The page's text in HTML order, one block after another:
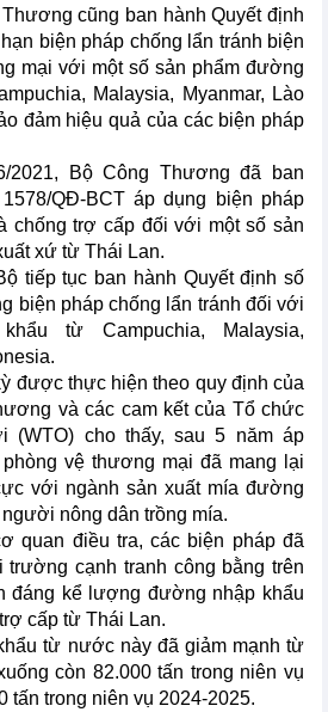
cũng ban hành Quyết định
biện pháp chống lẩn tránh biện
mại với một số sản phẩm đường
Malaysia, Myanmar, Lào
đảm hiệu quả của các biện pháp
2021, Bộ Công Thương đã ban
QĐ-BCT áp dụng biện pháp
chống trợ cấp đối với một số sản
xứ từ Thái Lan.
tiếp tục ban hành Quyết định số
biện pháp chống lẩn tránh đối với
từ Campuchia, Malaysia,
được thực hiện theo quy định của
và các cam kết của Tổ chức
(WTO) cho thấy, sau 5 năm áp
vệ thương mại đã mang lại
với ngành sản xuất mía đường
nông dân trồng mía.
quan điều tra, các biện pháp đã
trường cạnh tranh công bằng trên
đáng kể lượng đường nhập khẩu
cấp từ Thái Lan.
từ nước này đã giảm mạnh từ
còn 82.000 tấn trong niên vụ
tấn trong niên vụ 2024-2025.